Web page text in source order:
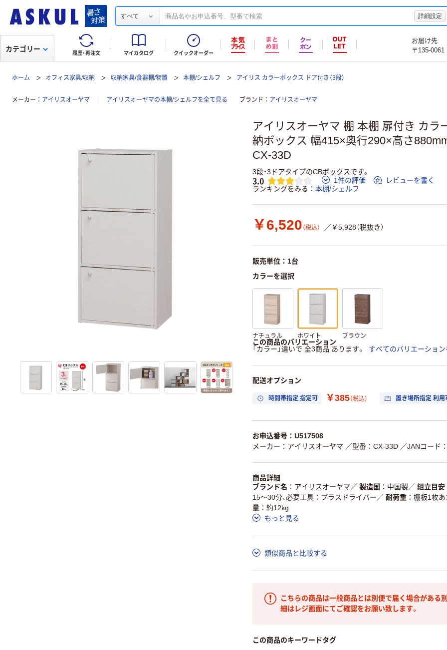
すべて 詳細設定
履歴・再注文 マイカタログ クイックオーダー
お届け先
〒135-0061
カテゴリー
ホーム オフィス家具/収納 収納家具/食器棚/物置 本棚/シェルフ アイリス カラーボックス ドア付き（3段）
メーカー アイリスオーヤマ アイリスオーヤマの本棚/シェルフを全て見る ブランド アイリスオーヤマ
アイリスオーヤマ 棚 本棚 扉付き カラ
納ボックス 幅415×奥行290×高さ
CX-33D
3段・3ドアタイプのCBボックスです。
3.0 1件の評価
レビューを書く
ランキングをみる
本棚/シェルフ
￥6,520 （税込） ／￥5,928（税抜き）
販売単位：1台
カラーを選択
ナチュラル ホワイト ブラウン
この商品のバリエーション
「カラー」違いで 全3商品 あります。
すべてのバリエーショ
配送オプション
時間帯指定 指定可 ￥385（税込） 置き場所指定 利用
お申込番号：U517508
メーカー：アイリスオーヤマ ／型番：CX-33D ／JANコード
商品詳細
ブランド名
アイリスオーヤマ ／ 製造国 中国製／ 組立目安
15～30分、必要工具：プラスドライバー ／ 耐荷重
棚板1枚あ
量
約12kg
もっと見る
類似商品と比較する
こちらの商品は一般商品とは別便で届く場合がある
細はレジ画面にてご確認をお願い致します。
この商品のキーワードタグ